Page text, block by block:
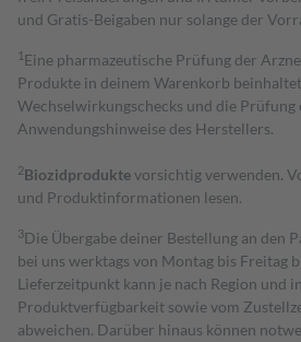
und Gratis-Beigaben nur solange der
1 Eine pharmazeutische Prüfung der
Produkte in deinem Warenkorb
Wechselwirkungschecks und die Prüfung
Anwendungshinweise des Herstellers.
2Biozidproduktevorsichtig verwenden.
und Produktinformationen lesen.
3Die Übergabe deiner Bestellung an den
bei uns werktags von Montag bis Freitag
Lieferzeitpunkt kann je nach Region und
Produktverfügbarkeit sowie vom
abweichen. Darüber hinaus können